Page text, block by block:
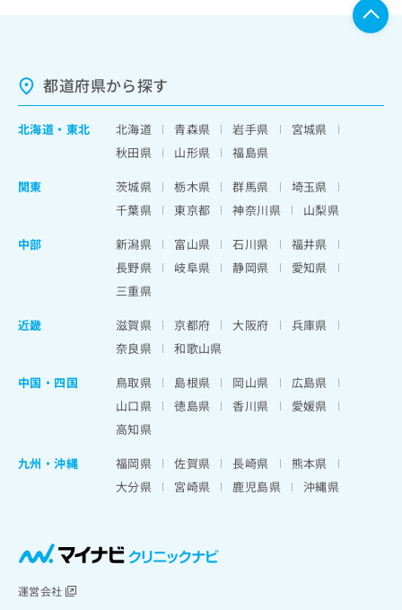
都道府県から探す
北海道 ・ 東北 北海道 青森県 岩手県
宮城県
秋田県
山形県
福島県
関東
茨城県 栃木県 群馬県
埼玉県
千葉県
東京都 神奈川県
山梨県
中部
新潟県 富山県 石川県
福井県
長野県
岐阜県 静岡県
愛知県
三重県
近畿
滋賀県 京都府 大阪府
兵庫県
奈良県
和歌山県
中国・四国
鳥取県 島根県 岡山県
広島県
山口県
徳島県 香川県
愛媛県
高知県
九州・沖縄
福岡県 佐賀県 長崎県
熊本県
大分県
宮崎県 鹿児島県 沖縄県
運営会社